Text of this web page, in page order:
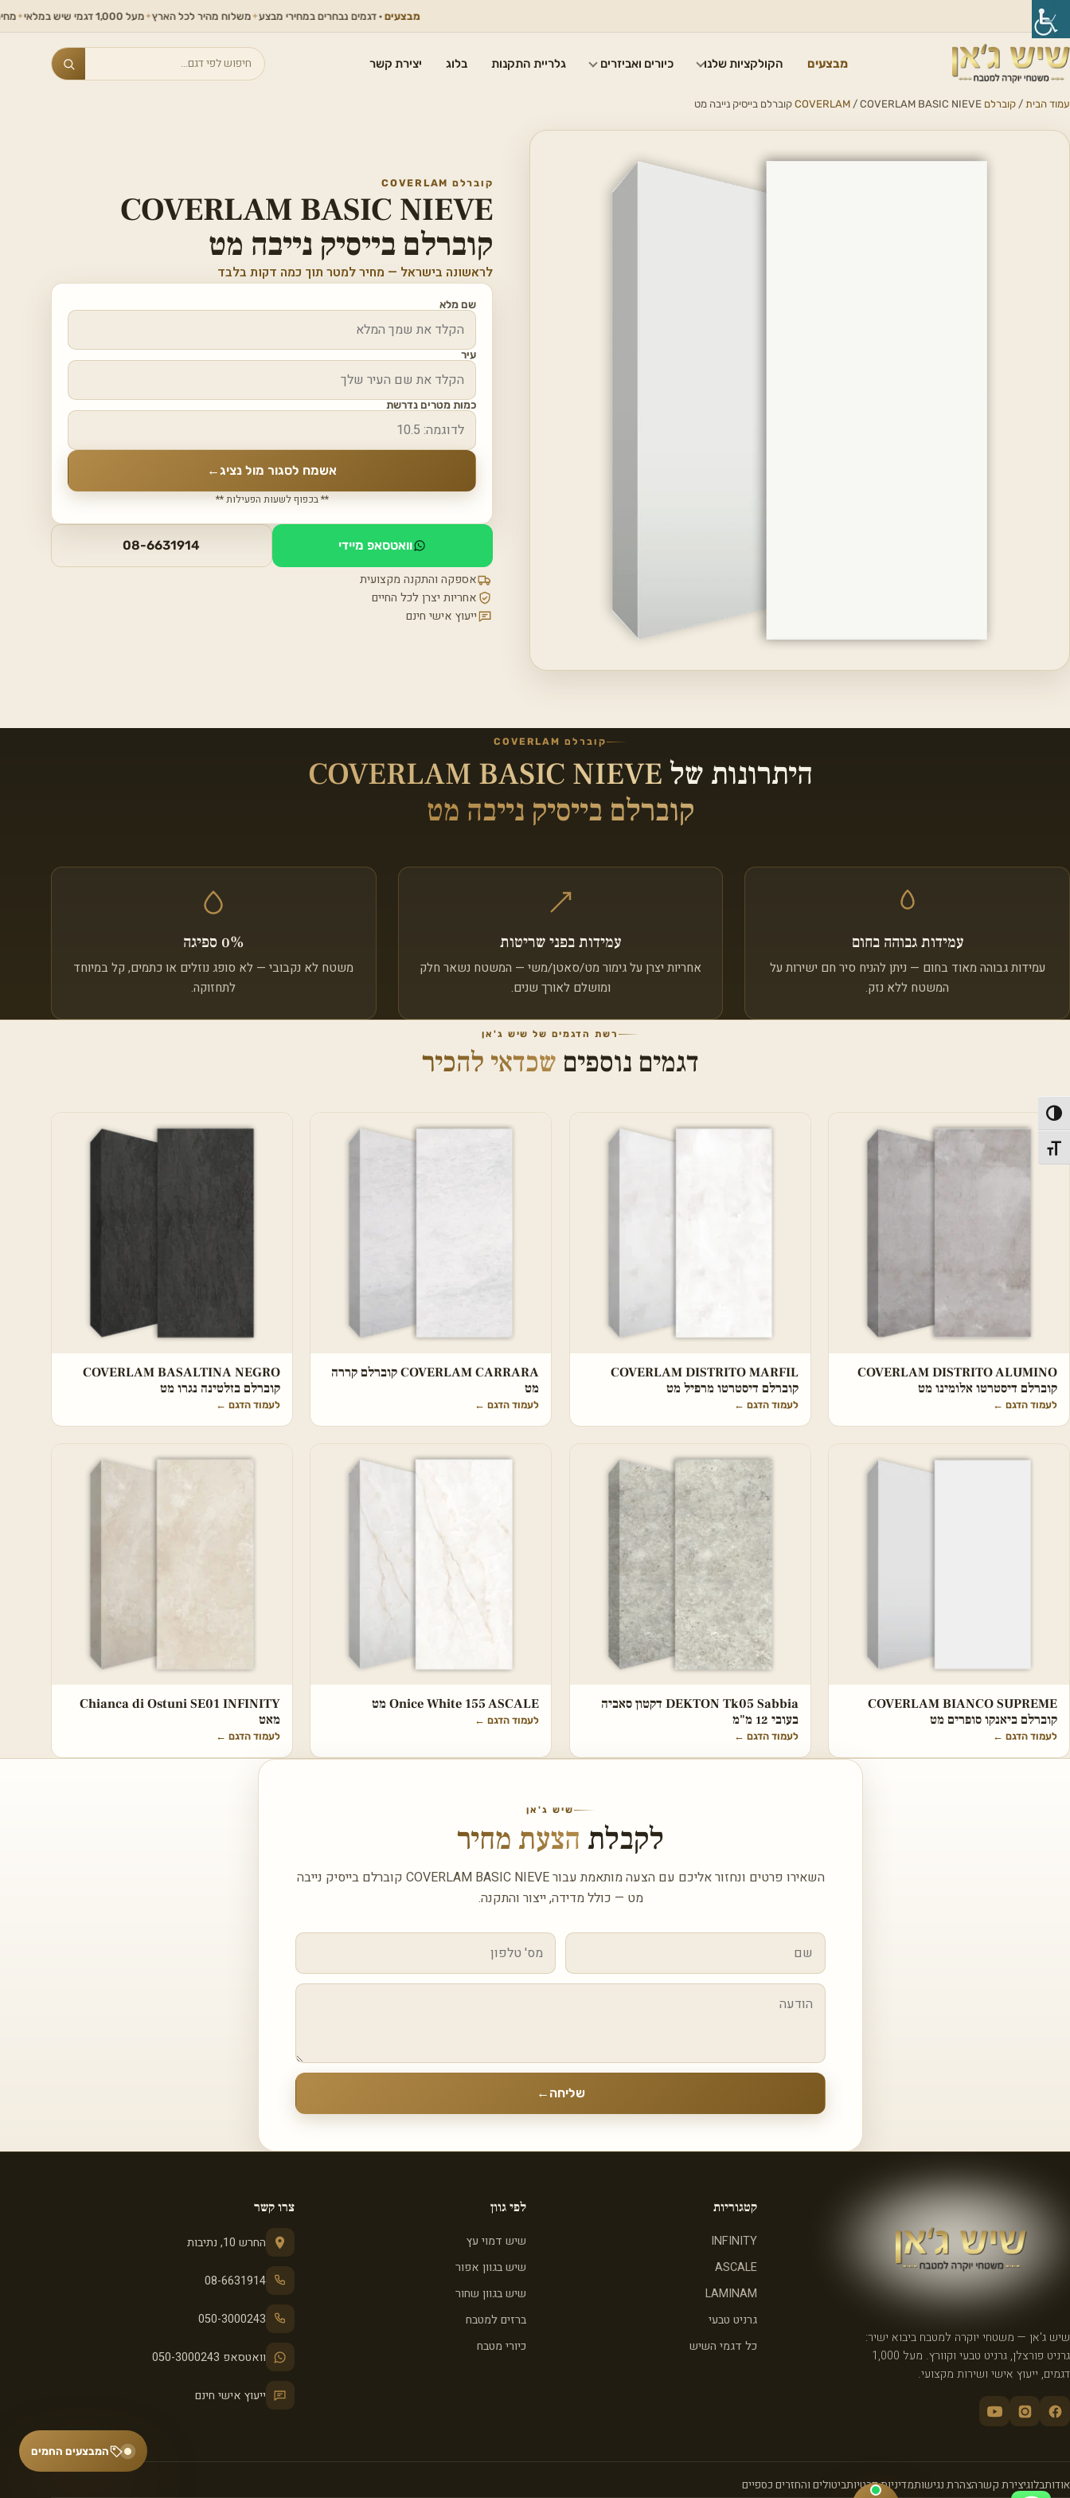
הפעל/כבה ניגודיות גבוהה
מתג גודל גופן
מבצעים· דגמים נבחרים במחירי מבצע✦משלוח מהיר לכל הארץ✦מעל 1,000 דגמי שיש במלאי ✦מחירים
מבצעים הקולקציות שלנו כיורים ואביזרים גלריית התקנות בלוג יצירת קשר Search
עמוד הבית / קוברלם COVERLAM / COVERLAM BASIC NIEVE קוברלם בייסיק נייבה מט
קוברלם COVERLAM
COVERLAM BASIC NIEVE
קוברלם בייסיק נייבה מט
לראשונה בישראל — מחיר למטר תוך כמה דקות בלבד
שם מלא
עיר
כמות מטרים נדרשת
אשמח לסגור מול נציג←
** בכפוף לשעות הפעילות **
וואטסאפ מיידי 08-6631914
אספקה והתקנה מקצועית
אחריות יצרן לכל החיים
ייעוץ אישי חינם
קוברלם COVERLAM
היתרונות של COVERLAM BASIC NIEVE
קוברלם בייסיק נייבה מט
עמידות גבוהה בחום
עמידות גבוהה מאוד בחום — ניתן להניח סיר חם ישירות על
המשטח ללא נזק.
עמידות בפני שריטות
אחריות יצרן על גימור מט/סאטן/משי — המשטח נשאר חלק
ומושלם לאורך שנים.
0% ספיגה
משטח לא נקבובי — לא סופג נוזלים או כתמים, קל במיוחד
לתחזוקה.
רשת הדגמים של שיש ג'אן
דגמים נוספים שכדאי להכיר
COVERLAM DISTRITO ALUMINO
קוברלם דיסטרטו אלומינו מט
לעמוד הדגם ←
COVERLAM DISTRITO MARFIL
קוברלם דיסטרטו מרפיל מט
לעמוד הדגם ←
COVERLAM CARRARA קוברלם קררה
מט
לעמוד הדגם ←
COVERLAM BASALTINA NEGRO
קוברלם בזלטינה נגרו מט
לעמוד הדגם ←
COVERLAM BIANCO SUPREME
קוברלם ביאנקו סופרים מט
לעמוד הדגם ←
DEKTON Tk05 Sabbia דקטון סאביה
בעובי 12 מ"מ
לעמוד הדגם ←
Onice White 155 ASCALE מט
לעמוד הדגם ←
Chianca di Ostuni SE01 INFINITY
מאט
לעמוד הדגם ←
שיש ג'אן
לקבלת הצעת מחיר
השאירו פרטים ונחזור אליכם עם הצעה מותאמת עבור COVERLAM BASIC NIEVE קוברלם בייסיק נייבה
מט — כולל מדידה, ייצור והתקנה.
שליחה ←
שיש ג'אן — משטחי יוקרה למטבח ביבוא ישיר:
גרניט פורצלן, גרניט טבעי וקוורץ. מעל 1,000
דגמים, ייעוץ אישי ושירות מקצועי.
קטגוריות
INFINITY
ASCALE
LAMINAM
גרניט טבעי
כל דגמי השיש
לפי גוון
שיש דמוי עץ
שיש בגוון אפור
שיש בגוון שחור
ברזים למטבח
כיורי מטבח
צרו קשר
החרש 10, נתיבות
08-6631914
050-3000243
וואטסאפ 050-3000243
ייעוץ אישי חינם
אודותבלוגיצירת קשרהצהרת נגישותמדיניות פרטיותביטולים והחזרים כספיים
המבצעים החמים